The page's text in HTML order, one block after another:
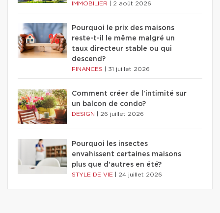
IMMOBILIER 2 août 2026
Pourquoi le prix des maisons
reste-t-il le même malgré un
taux directeur stable ou qui
descend?
FINANCES 31 juillet 2026
Comment créer de l'intimité sur
un balcon de condo?
DESIGN 26 juillet 2026
Pourquoi les insectes
envahissent certaines maisons
plus que d'autres en été?
STYLE DE VIE 24 juillet 2026